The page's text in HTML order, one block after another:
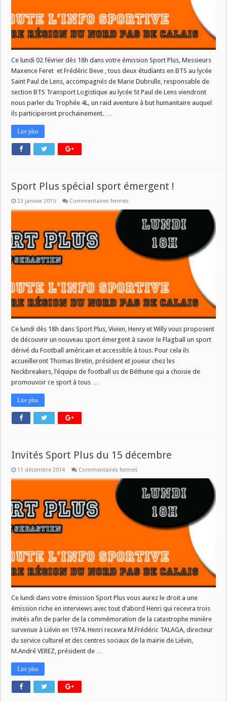
Ce lundi 02 février dès 18h dans votre émission Sport Plus, Messieurs
Maxence Feret et Frédéric Beve , tous deux étudiants en BTS au lycée
Saint Paul de Lens, accompagnés de Marie Dubrulle, responsable de
section BTS Transport Logistique au lycée St Paul de Lens viendront
nous parler du Trophée 4L, un raid aventure à but humanitaire auquel
ils participeront prochainement. …
Lire plus
Sport Plus spécial sport émergent !
23 janvier 2015 Commentaires fermés
spécial
sport
Ce lundi dès 18h dans Sport Plus, Vivien, Henry et Willy vous proposent
de découvrir un nouveau sport émergent à savoir le Flagball un sport
dérivé du Football américain et accessible à tous. Pour cela ils
accueilleront Thomas Bretin, président et joueur chez les
Neckbreakers, l’équipe de football us de Béthune qui a choisie de
promouvoir ce sport à tous …
Lire plus
Invités Sport Plus du 15 décembre
11 décembre 2014 Commentaires fermés
Plus
du
décembre
Ce lundi dans votre émission Sport Plus vous aurez le droit a une
émission riche en interviews avec tout d’abord Henri qui recevra trois
invités afin de parler de la commémoration de la catastrophe minière
survenue à Liévin en 1974. Henri recevra M.Frédéric TALAGA, directeur
du service culturel et des centres sociaux de la mairie de Liévin,
M.André VEREZ, président de …
Lire plus